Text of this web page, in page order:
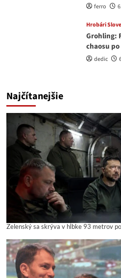
ferro
Hrobári
Grohling:
chaosu
dedic
Najčítanejšie
Zelenský sa skrýva v hĺbke 93 metrov